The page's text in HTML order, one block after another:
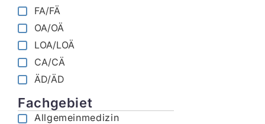
FA/FÄ
OA/OÄ
LOA/LOÄ
CA/CÄ
ÄD/ÄD
Fachgebiet
Allgemeinmedizin